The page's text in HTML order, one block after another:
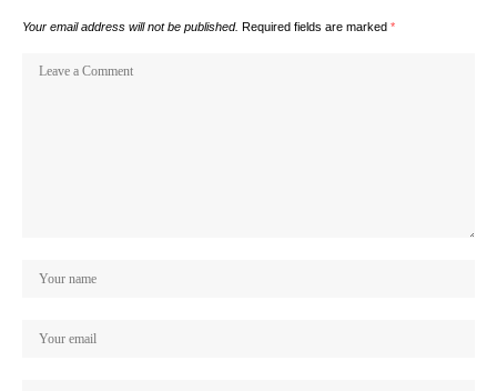
Your email address will not be published. Required fields are marked *